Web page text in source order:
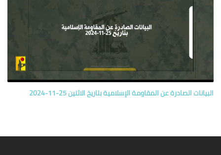
البيانات الصادرة عن المقاومة الإسلامية بتاريخ الاثنين 25-11-2024